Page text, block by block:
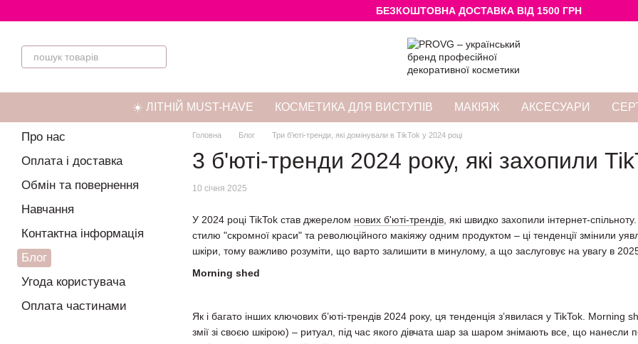
БЕЗКОШТОВНА ДОСТАВКА ВІД 1500 ГРН
☀️ ЛІТНІЙ MUST-HAVE КОСМЕТИКА ДЛЯ ВИСТУПІВ МАКІЯЖ АКСЕСУАРИ
Головна Блог Три б’юті-тренди, які домінували в TikTok у 2024 році
3 б'юті-тренди 2024 року, які захопили
10 січня 2025
У 2024 році TikTok став джерелом нових б'юті-трендів, які швидко захопили інтернет-
стилю "скромної краси" та революційного макіяжу одним продуктом – ці тенденції змінили
шкіри, тому важливо розуміти, що варто залишити в минулому, а що заслуговує на увагу в
Morning shed
Як і багато інших ключових б’юті-трендів 2024 року, ця тенденція з’явилася у TikTok.
змії зі своєю шкірою) – ритуал, під час якого дівчата шар за шаром знімають все, що нанесли
Про нас
Оплата і доставка
Обмін та повернення
Навчання
Контактна інформація
Блог
Угода користувача
Оплата частинами